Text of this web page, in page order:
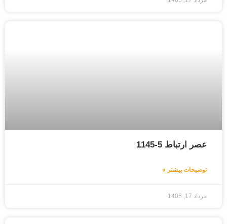
عصر ارتباط 5-1145
توضیحات بیشتر »
مرداد 17, 1405